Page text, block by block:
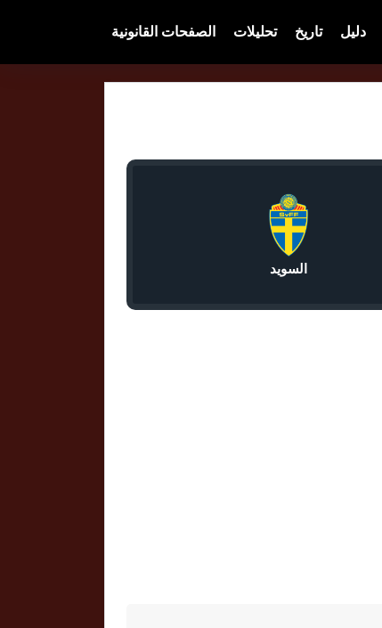
دليل تاريخ تحليلات الصفحات القانونية
السويد